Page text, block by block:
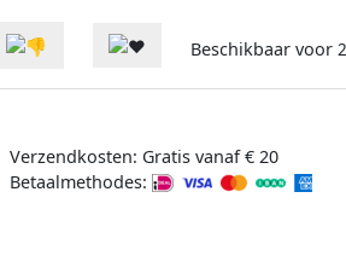
Beschikbaar voor
Verzendkosten: Gratis vanaf € 20
Betaalmethodes: